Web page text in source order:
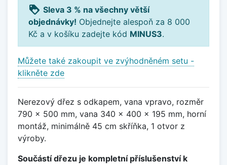
loyalty Sleva 3 % na všechny větší
objednávky! Objednejte alespoň za 8 000
Kč a v košíku zadejte kód MINUS3.
Můžete také zakoupit ve zvýhodněném setu -
klikněte zde
Nerezový dřez s odkapem, vana vpravo, rozměr
790 x 500 mm, vana 340 x 400 x 195 mm, horní
montáž, minimálně 45 cm skříňka, 1 otvor z
výroby.
Součástí dřezu je kompletní příslušenství k